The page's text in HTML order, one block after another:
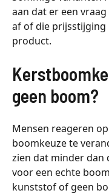
aan dat er een
af of die
product.
geen boom?
Mensen reageren
boomkeuze te
zien dat minder dan
voor een echte
kunststof of geen